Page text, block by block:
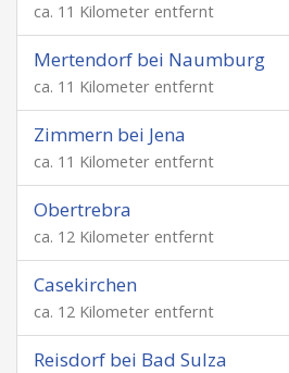
ca. 11 Kilometer entfernt
Mertendorf bei Naumburg
ca. 11 Kilometer entfernt
Zimmern bei Jena
ca. 11 Kilometer entfernt
Obertrebra
ca. 12 Kilometer entfernt
Casekirchen
ca. 12 Kilometer entfernt
Reisdorf bei Bad Sulza